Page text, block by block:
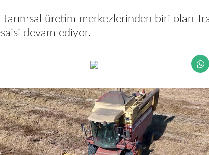
üretim merkezlerinden biri olan
devam ediyor.